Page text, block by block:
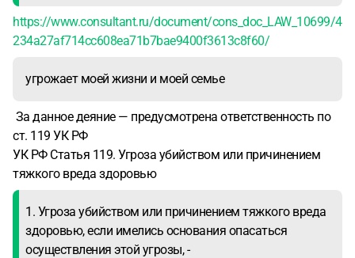
https://www.consultant.ru/document/cons_doc_LAW_10699/4
234a27af714cc608ea71b7bae9400f3613c8f60/
угрожает моей жизни и моей семье
За данное деяние — предусмотрена ответственность по
ст. 119 УК РФ
УК РФ Статья 119. Угроза убийством или причинением
тяжкого вреда здоровью
1. Угроза убийством или причинением тяжкого вреда
здоровью, если имелись основания опасаться
осуществления этой угрозы, -